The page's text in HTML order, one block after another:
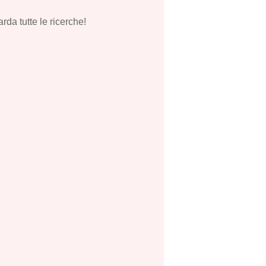
tutte le ricerche!